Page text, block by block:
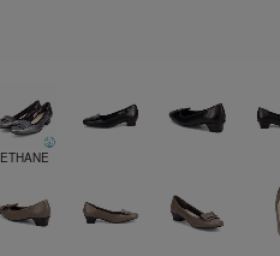
ETHANE